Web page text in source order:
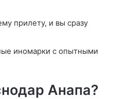
прилету, и вы сразу
иномарки с опытными
Анапа?